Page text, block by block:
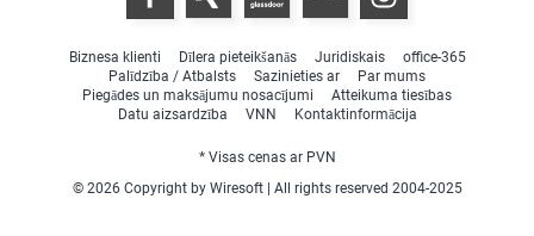
Biznesa klienti Dīlera pieteikšanās Juridiskais
office-365
Palīdzība / Atbalsts
Sazinieties ar
Par mums
Piegādes un maksājumu nosacījumi
Atteikuma tiesības
Datu aizsardzība
VNN Kontaktinformācija
* Visas cenas ar PVN
© 2026 Copyright by Wiresoft | All rights reserved 2004-2025